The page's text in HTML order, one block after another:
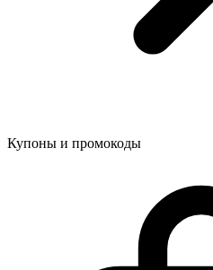
Купоны и промокоды